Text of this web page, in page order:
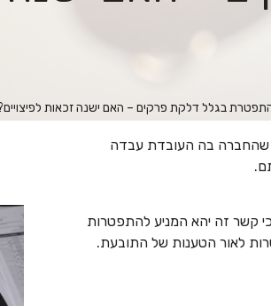
בגלל דלקת פרקים – האם ישנה זכאות
שהחברה בה העובדת עבדה
קשר זה יהא המניע להתפטרות
לאור הטענות של התובעת.